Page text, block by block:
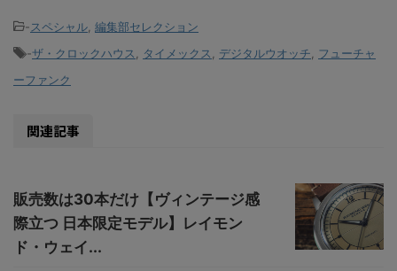
-スペシャル 編集部セレクション
-ザ・クロックハウス タイメックス デジタルウオッチ
フューチャ
ーファンク
関連記事
販売数は30本だけ【ヴィンテージ感
際立つ 日本限定モデル】レイモン
ド・ウェイ...